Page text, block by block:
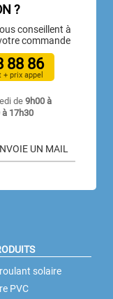
?
conseillent à
commande
88 86
prix appel
de9h00 à
à 17h30
UN MAIL
solaire
PVC